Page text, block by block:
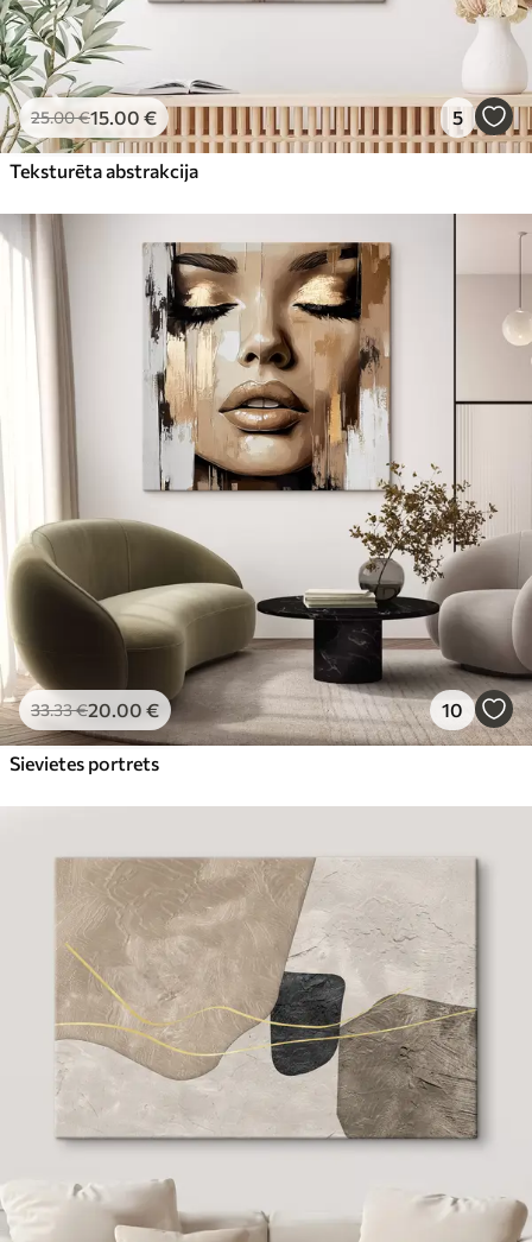
25.00€15.00 € 5
Teksturēta abstrakcija
33.33€20.00 € 10
Sievietes portrets